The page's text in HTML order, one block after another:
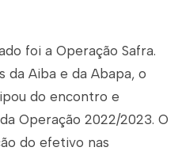
foi a Operação Safra.
da Aiba e da Abapa, o
do encontro e
Operação 2022/2023. O
do efetivo nas